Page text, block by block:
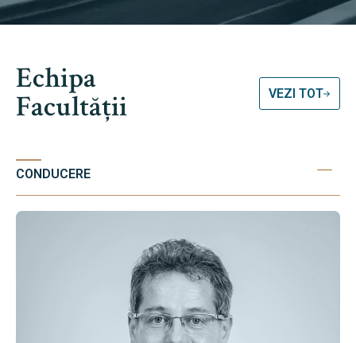
Echipa
Facultății VEZI TOT
CONDUCERE